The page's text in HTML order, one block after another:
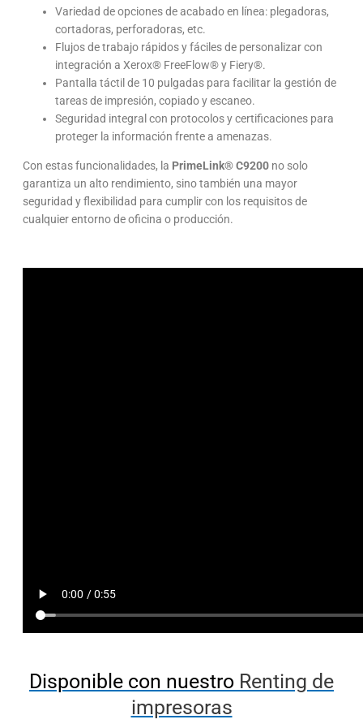
Variedad de opciones de acabado en línea: plegadoras,
cortadoras, perforadoras, etc.
Flujos de trabajo rápidos y fáciles de personalizar con
integración a Xerox® FreeFlow® y Fiery®.
Pantalla táctil de 10 pulgadas para facilitar la gestión de
tareas de impresión, copiado y escaneo.
Seguridad integral con protocolos y certificaciones para
proteger la información frente a amenazas.
Con estas funcionalidades, la PrimeLink® C9200 no solo
garantiza un alto rendimiento, sino también una mayor
seguridad y flexibilidad para cumplir con los requisitos de
cualquier entorno de oficina o producción.
Disponible con nuestro Renting de
impresoras